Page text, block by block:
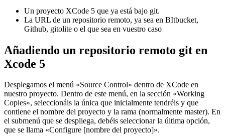
Un proyecto XCode 5 que ya está bajo git.
La URL de un repositorio remoto, ya sea en BItbucket,
Github, gitolite o el que sea en vuestro caso
Añadiendo un repositorio remoto git en
Xcode 5
Desplegamos el menú «Source Control» dentro de XCode en
nuestro proyecto. Dentro de este menú, en la sección «Working
Copies», seleccionáis la única que inicialmente tendréis y que
contiene el nombre del proyecto y la rama (normalmente master). En
el submenú que se despliega, debéis seleccionar la última opción,
que se llama «Configure [nombre del proyecto]».